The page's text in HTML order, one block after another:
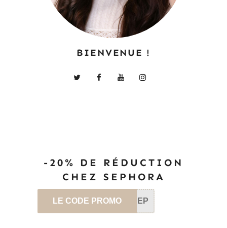
BIENVENUE !
-20% DE RÉDUCTION
CHEZ SEPHORA
LE CODE PROMO SEP